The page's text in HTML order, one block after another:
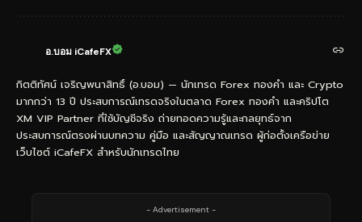
อ.บอม iCafeFX
กิตติทัศน์ เจริญพนาสิทธิ์ (อ.บอม) — นักเทรด Forex ทองคำ และ Crypto
มากกว่า 13 ปี ประสบการณ์เทรดจริงในตลาด Forex ทองคำ และคริปโต
XM VIP Partner ที่ใช้บัญชีจริง ถ่ายทอดความรู้และกลยุทธ์จาก
ประสบการณ์ตรงผ่านบทความ คู่มือ และสัญญาณเทรด ผู้ก่อตั้งเครือข่าย
เว็บไซต์ iCafeFX สำหรับนักเทรดไทย
- Advertisement -